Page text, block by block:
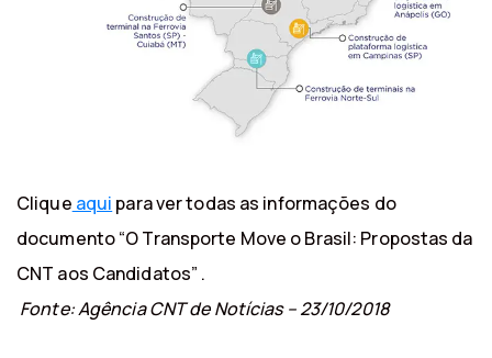
Clique aqui para ver todas as informações do
documento “O Transporte Move o Brasil: Propostas da
CNT aos Candidatos”​ .
Fonte: Agência CNT de Notícias – 23/10/2018